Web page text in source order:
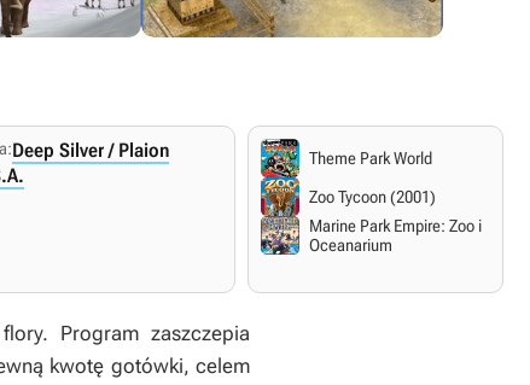
Deep Silver / Plaion
Theme Park World
Zoo Tycoon (2001)
Marine Park Empire: Zoo i
Oceanarium
Program zaszczepia
kwotę gotówki, celem